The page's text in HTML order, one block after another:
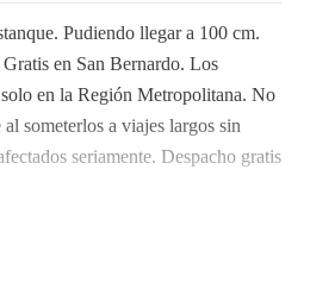
Pudiendo llegar a 100 cm.
en San Bernardo. Los
en la Región Metropolitana. No
someterlos a viajes largos sin
seriamente. Despacho gratis